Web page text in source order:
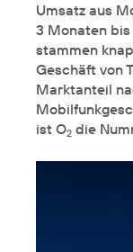
Umsatz aus
3 Monaten bis
stammen
Geschäft von
Marktanteil
ist O2 die